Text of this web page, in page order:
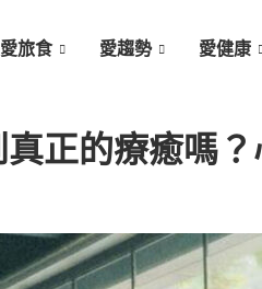
愛旅食 愛趨勢 愛健康
正的療癒嗎